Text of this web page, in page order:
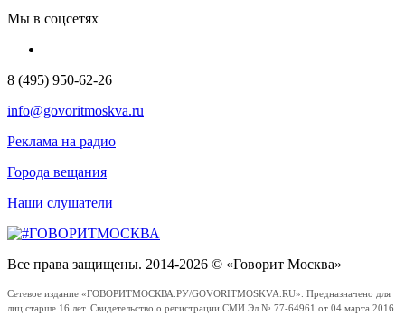
Мы в соцсетях
8 (495) 950-62-26
info@govoritmoskva.ru
Реклама на радио
Города вещания
Наши слушатели
Все права защищены. 2014-2026 © «Говорит Москва»
Сетевое издание «ГОВОРИТМОСКВА.РУ/GOVORITMOSKVA.RU». Предназначено для
лиц старше 16 лет. Свидетельство о регистрации СМИ Эл № 77-64961 от 04 марта 2016